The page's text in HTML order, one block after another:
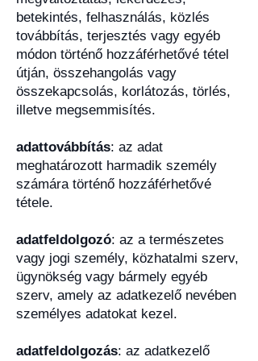
betekintés, felhasználás, közlés
továbbítás, terjesztés vagy egyéb
módon történő hozzáférhetővé tétel
útján, összehangolás vagy
összekapcsolás, korlátozás, törlés,
illetve megsemmisítés.
adattovábbítás: az adat
meghatározott harmadik személy
számára történő hozzáférhetővé
tétele.
adatfeldolgozó: az a természetes
vagy jogi személy, közhatalmi szerv,
ügynökség vagy bármely egyéb
szerv, amely az adatkezelő nevében
személyes adatokat kezel.
adatfeldolgozás: az adatkezelő